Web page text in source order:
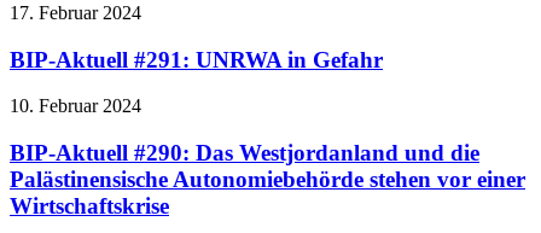
17. Februar 2024
BIP-Aktuell #291: UNRWA in Gefahr
10. Februar 2024
BIP-Aktuell #290: Das Westjordanland und die
Palästinensische Autonomiebehörde stehen vor einer
Wirtschaftskrise